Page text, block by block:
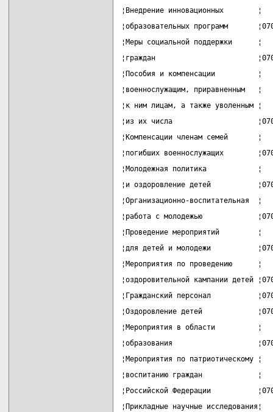
¦Внедрение инновационных
¦образовательных программ
¦Меры социальной
¦граждан
¦Пособия и компенсации
¦военнослужащим,
¦к ним лицам, а также
¦из их числа
¦Компенсации членам семей
¦погибших военнослужащих
¦Молодежная политика
¦и оздоровление детей
¦Организационно-
¦работа с молодежью
¦Проведение мероприятий
¦для детей и молодежи
¦Мероприятия по
¦оздоровительной кампании детей
¦Гражданский персонал
¦Оздоровление детей
¦Мероприятия в области
¦образования
¦Мероприятия по
¦воспитанию граждан
¦Российской Федерации
¦Прикладные научные